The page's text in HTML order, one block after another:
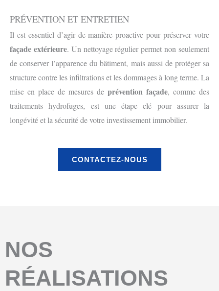
PRÉVENTION ET ENTRETIEN
Il est essentiel d’agir de manière proactive pour préserver votre
façade extérieure. Un nettoyage régulier permet non seulement
de conserver l’apparence du bâtiment, mais aussi de protéger sa
structure contre les infiltrations et les dommages à long terme. La
mise en place de mesures de prévention façade, comme des
traitements hydrofuges, est une étape clé pour assurer la
longévité et la sécurité de votre investissement immobilier.
CONTACTEZ-NOUS
NOS
RÉALISATIONS